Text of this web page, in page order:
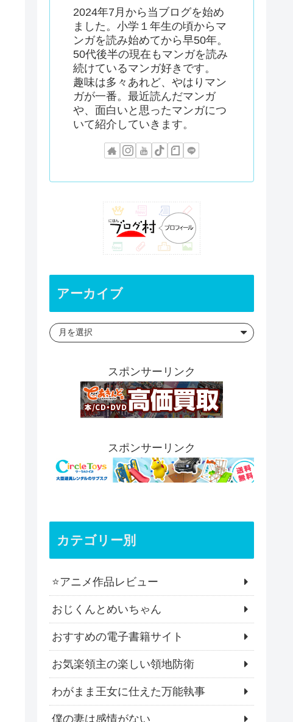
2024年7月から当ブログを始め
ました。小学１年生の頃からマ
ンガを読み始めてから早50年。
50代後半の現在もマンガを読み
続けているマンガ好きです。
趣味は多々あれど、やはりマン
ガが一番。最近読んだマンガ
や、面白いと思ったマンガにつ
いて紹介していきます。
アーカイブ
スポンサーリンク
スポンサーリンク
カテゴリー別
⭐️アニメ作品レビュー
おじくんとめいちゃん
おすすめの電子書籍サイト
お気楽領主の楽しい領地防衛
わがまま王女に仕えた万能執事
僕の妻は感情がない